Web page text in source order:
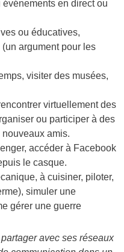
événements en direct ou
ou éducatives,
(un argument pour les
visiter des musées,
virtuellement des
ou participer à des
amis.
accéder à Facebook
le casque.
à cuisiner, piloter,
simuler une
gérer une guerre
avec ses réseaux